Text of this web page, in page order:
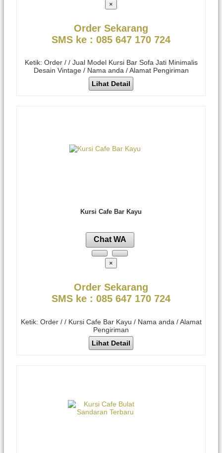
×
Order Sekarang
SMS ke : 085 647 170 724
Ketik: Order / / Jual Model Kursi Bar Sofa Jati Minimalis
Desain Vintage / Nama anda / Alamat Pengiriman
Lihat Detail
Kursi Cafe Bar Kayu
Chat WA
×
Order Sekarang
SMS ke : 085 647 170 724
Ketik: Order / / Kursi Cafe Bar Kayu / Nama anda / Alamat
Pengiriman
Lihat Detail